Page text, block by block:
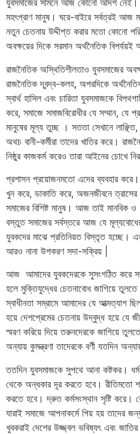
যুবসমাজের সামনে আজ কোনো আদর্শ
মহৎপ্রাণ মানুষ। ঘরে-বাইরে সর্বত্রই আজ
নতুন চেতনায় উদ্দীপ্ত করার মতো কোনো
অবক্ষয়ের দিকে সরমান অর্থনৈতিক
রাজনৈতিক অস্থিতিশীলতাও যুবসমাজের
রাজনৈতিক দ্বন্দ্ব-কলহ, অপরদিকে
স্বার্থ হাসিল এবং চারিতা যুবসমাজকে
করে, সমাজে সমাজবিরোধীর যে সম্মান, যে
মানুষের মূল্য তুচ্ছ । সততা সেখানে
অথচ বানী-কর্মীরা তাদের খাতির করে।
নিষ্ঠুর কাজকর্ম করেও তারা আইনের চোখে
প্রশাসন প্রয়োজনমতো এদের ব্যবহার করে।
খুন করে, ডাকাতি করে, অজনজীবনে
সমাজের বিশিষ্ট মানুষ। আজ তাই মানবিক
বস্তুত সমাজের সর্বস্তরে আজ যে মূল্যবোধের
যুবকদের মাঝে প্রতিনিয়ত বিস্তৃত হচ্ছে।
আরও নানা উপকরণ সদা-সক্রিয় |
আজ আমাদের যুবকদেরকে সুসংগঠিত করে
হলে মুক্তিযুদ্ধের চেতনাবোধ জাগিয়ে
স্বাধীনতা সম্রামে আমাদের যে আত্মত্যাগ
হয়ে দেশপ্রেমের চেতনায় উদ্বুদ্ধ হয়ে যে
স্মরণ করিয়ে দিয়ে তরুনদেরকে জাগিয়ে
অন্যায় কুমন্ত্রণা তাদেরকে বর্ণী যতদিন
ততদিন যুবসমাজকে সুপথে আনা কষ্টকর। ধর্ম
থেকে অন্ধকার দূর করতে হবে। রীতিমতো
করতে হবে। দ্রুত কর্মসংস্থান সৃষ্টি করে।
যারাই সমাজে আপনাকর্মে পিয় হয় তাদের
খুবকরাই দেশের উজ্জ্বল ভবিষ্যৎ এবং